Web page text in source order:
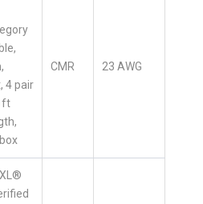
4 pair
ft
CMR 23 AWG